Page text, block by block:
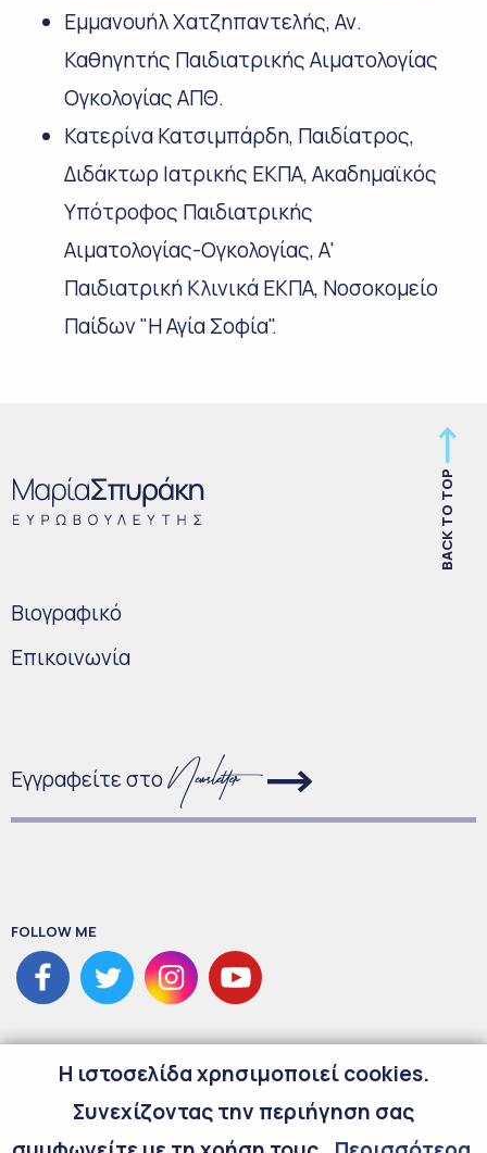
Εμμανουήλ Χατζηπαντελής, Αν.
Καθηγητής Παιδιατρικής Αιματολογίας
Ογκολογίας ΑΠΘ.
Κατερίνα Κατσιμπάρδη, Παιδίατρος,
Διδάκτωρ Ιατρικής ΕΚΠΑ, Ακαδημαϊκός
Υπότροφος Παιδιατρικής
Αιματολογίας-Ογκολογίας, Α'
Παιδιατρική Κλινικά ΕΚΠΑ, Νοσοκομείο
Παίδων "Η Αγία Σοφία".
BACK TO TOP
Bιογραφικό
Επικοινωνία
Εγγραφείτε στο
FOLLOW ME
H ιστοσελίδα χρησιμοποιεί cookies.
Συνεχίζοντας την περιήγηση σας